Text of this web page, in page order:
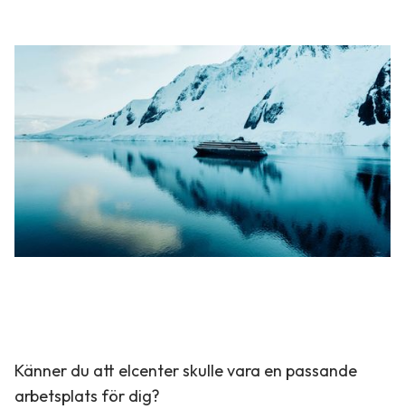
Känner du att elcenter skulle vara en passande
arbetsplats för dig?